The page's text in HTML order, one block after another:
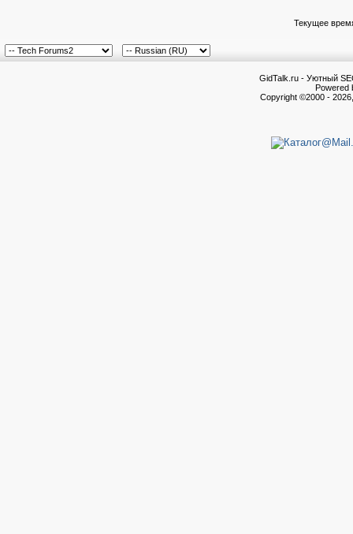
Текущее
GidTalk.ru - Уютный
Powered
Copyright ©2000 -